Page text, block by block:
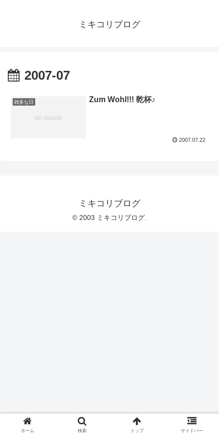
ミキコリブログ
2007-07
雑多な日 Zum Wohl!!! 乾杯♪
2007.07.22
ミキコリブログ
© 2003 ミキコリブログ.
ホーム 検索 トップ サイドバー